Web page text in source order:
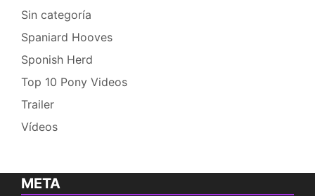
Sin categoría
Spaniard Hooves
Sponish Herd
Top 10 Pony Videos
Trailer
Vídeos
META